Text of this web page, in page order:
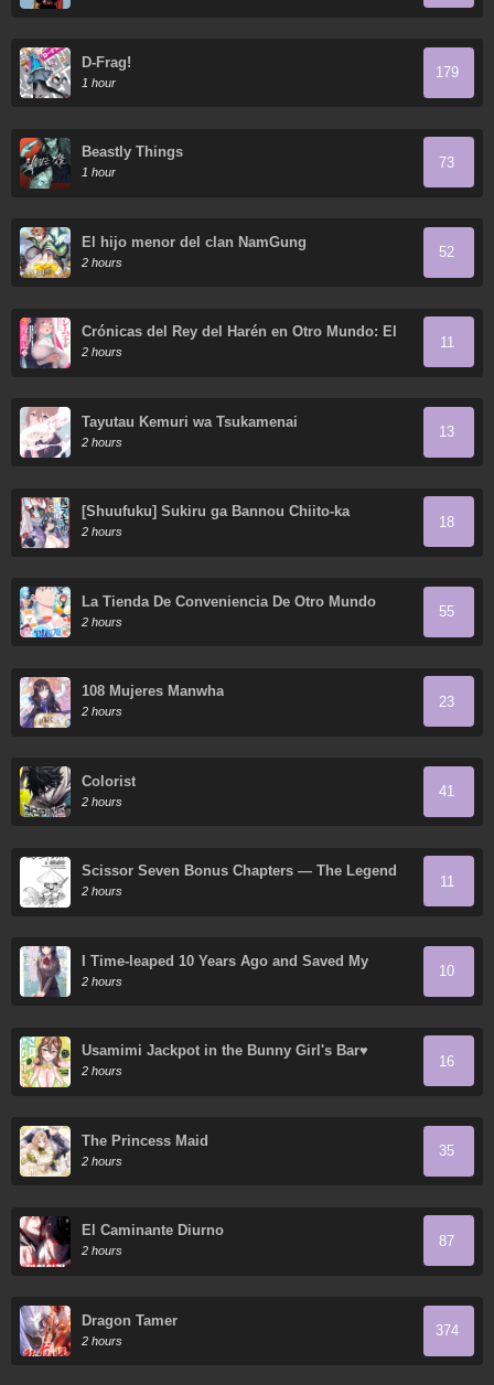
D-Frag!
1 hour
179
Beastly Things
1 hour
73
El hijo menor del clan NamGung
2 hours
52
Crónicas del Rey del Harén en Otro Mundo: El
Hombre Invencible que Convierte a Cualquier
Raza en su Esposa
2 hours
11
Tayutau Kemuri wa Tsukamenai
2 hours
13
[Shuufuku] Sukiru ga Bannou Chiito-ka
Shitanode, Buki-ya demo Hirakou ka to
Omoimasu
2 hours
18
La Tienda De Conveniencia De Otro Mundo
2 hours
55
108 Mujeres Manwha
2 hours
23
Colorist
2 hours
41
Scissor Seven Bonus Chapters — The Legend
of the Xuanwu Heroes: The Short Swordsman
2 hours
11
I Time-leaped 10 Years Ago and Saved My
Childhood Friend, a Young Lady, and She
became My Fiancée
2 hours
10
Usamimi Jackpot in the Bunny Girl's Bar♥
2 hours
16
The Princess Maid
2 hours
35
El Caminante Diurno
2 hours
87
Dragon Tamer
2 hours
374